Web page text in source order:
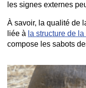
les signes externes
À savoir, la qualité de
liée à la structure de
compose les sabots